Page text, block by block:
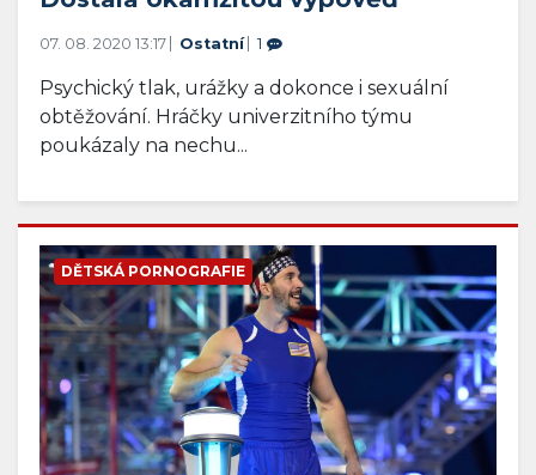
07. 08. 2020 13:17 Ostatní 1
Psychický tlak, urážky a dokonce i sexuální
obtěžování. Hráčky univerzitního týmu
poukázaly na nechu...
DĚTSKÁ PORNOGRAFIE